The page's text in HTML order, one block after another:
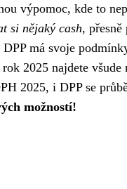
výpomoc, kde to
si nějaký cash,
má svoje
2025 najdete všude
2025, i DPP se
možností!